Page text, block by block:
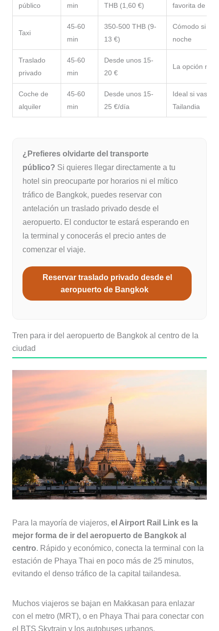
público
min
THB (1,60 €)
favorita de los
Taxi
45-60
min
350-500 THB (9-
13 €)
Cómodo si
noche
Traslado
privado
45-60
min
Desde unos 15-
20 €
La opción
Coche de
alquiler
45-60
min
Desde unos 15-
25 €/día
Ideal si vas a
Tailandia
¿Prefieres olvidarte del transporte
público? Si quieres llegar directamente a tu
hotel sin preocuparte por horarios ni el mítico
tráfico de Bangkok, puedes reservar con
antelación un traslado privado desde el
aeropuerto. El conductor te estará esperando en
la terminal y conocerás el precio antes de
comenzar el viaje.
Reservar traslado privado desde el
aeropuerto de Bangkok
Tren para ir del aeropuerto de Bangkok al centro de la
ciudad
Para la mayoría de viajeros, el Airport Rail Link es la
mejor forma de ir del aeropuerto de Bangkok al
centro. Rápido y económico, conecta la terminal con la
estación de Phaya Thai en poco más de 25 minutos,
evitando el denso tráfico de la capital tailandesa.
Muchos viajeros se bajan en Makkasan para enlazar
con el metro (MRT), o en Phaya Thai para conectar con
el BTS Skytrain y los autobuses urbanos.